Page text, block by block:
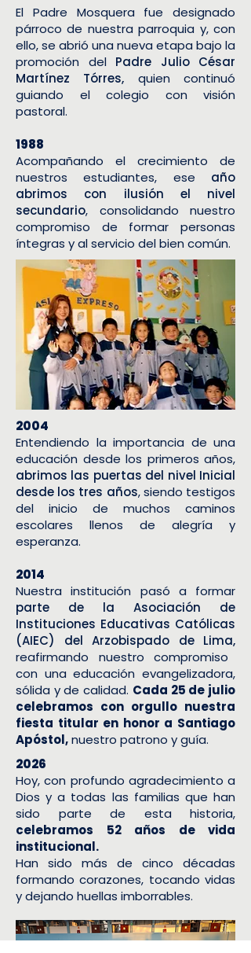
El Padre Mosquera fue designado
párroco de nuestra parroquia y, con
ello, se abrió una nueva etapa bajo la
promoción del Padre Julio César
Martínez Tórres, quien continuó
guiando el colegio con visión
pastoral.
1988
Acompañando el crecimiento de
nuestros estudiantes, ese año
abrimos con ilusión el nivel
secundario, consolidando nuestro
compromiso de formar personas
íntegras y al servicio del bien común.
2004
Entendiendo la importancia de una
educación desde los primeros años,
abrimos las puertas del nivel Inicial
desde los tres años, siendo testigos
del inicio de muchos caminos
escolares llenos de alegría y
esperanza.
2014
Nuestra institución pasó a formar
parte de la Asociación de
Instituciones Educativas Católicas
(AIEC) del Arzobispado de Lima,
reafirmando nuestro compromiso
con una educación evangelizadora,
sólida y de calidad. Cada 25 de julio
celebramos con orgullo nuestra
fiesta titular en honor a Santiago
Apóstol,nuestro patrono y guía.
2026
Hoy, con profundo agradecimiento a
Dios y a todas las familias que han
sido parte de esta historia,
celebramos 52 años de vida
institucional.
Han sido más de cinco décadas
formando corazones, tocando vidas
y dejando huellas imborrables.